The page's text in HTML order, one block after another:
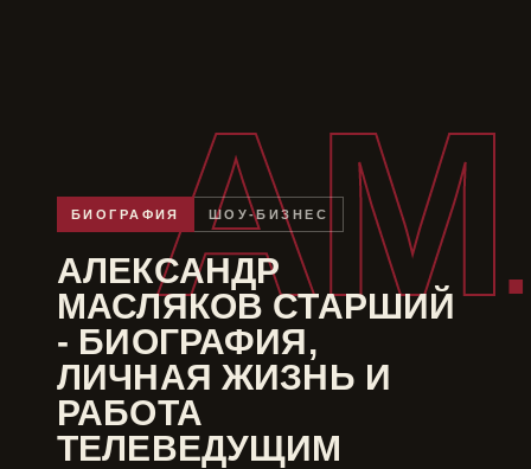
АМ
БИОГРАФИЯ ШОУ-БИЗНЕС
АЛЕКСАНДР
МАСЛЯКОВ СТАРШИЙ
- БИОГРАФИЯ,
ЛИЧНАЯ ЖИЗНЬ И
РАБОТА
ТЕЛЕВЕДУЩИМ